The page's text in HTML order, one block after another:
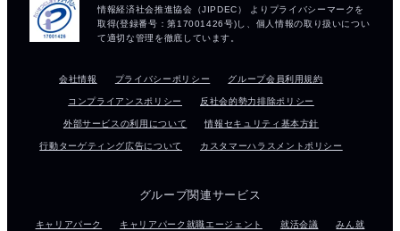
会社情報 プライバシーポリシー グループ会員利用規約
コンプライアンスポリシー 反社会的勢力排除ポリシー
外部サービスの利用について 情報セキュリティ基本方針
行動ターゲティング広告について カスタマーハラスメントポリシー